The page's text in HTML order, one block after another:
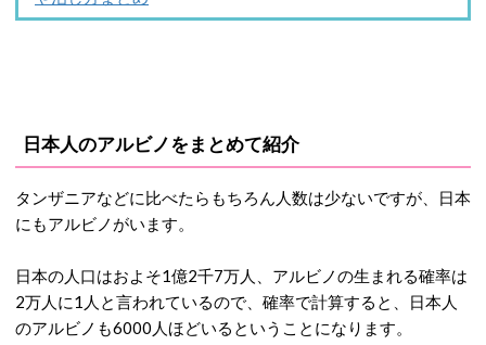
日本人のアルビノをまとめて紹介
タンザニアなどに比べたらもちろん人数は少ないですが、日本
にもアルビノがいます。
日本の人口はおよそ1億2千7万人、アルビノの生まれる確率は
2万人に1人と言われているので、確率で計算すると、日本人
のアルビノも6000人ほどいるということになります。